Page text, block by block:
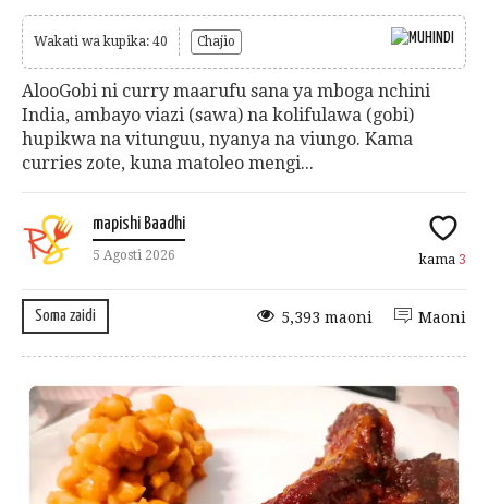
Wakati wa kupika: 40 Chajio
AlooGobi ni curry maarufu sana ya mboga nchini
India, ambayo viazi (sawa) na kolifulawa (gobi)
hupikwa na vitunguu, nyanya na viungo. Kama
curries zote, kuna matoleo mengi...
mapishi Baadhi
5 Agosti 2026 kama 3
Soma zaidi Maoni
5,393 maoni